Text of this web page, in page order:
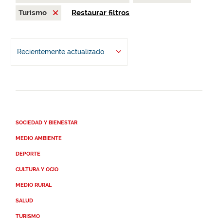
Turismo
Restaurar filtros
Recientemente actualizado
SOCIEDAD Y BIENESTAR
MEDIO AMBIENTE
DEPORTE
CULTURA Y OCIO
MEDIO RURAL
SALUD
TURISMO